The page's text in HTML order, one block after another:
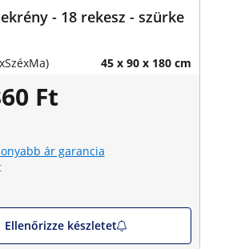
- 18 rekesz - szürke
45 x 90 x 180 cm
Ft
ár garancia
Ellenőrizze készletet